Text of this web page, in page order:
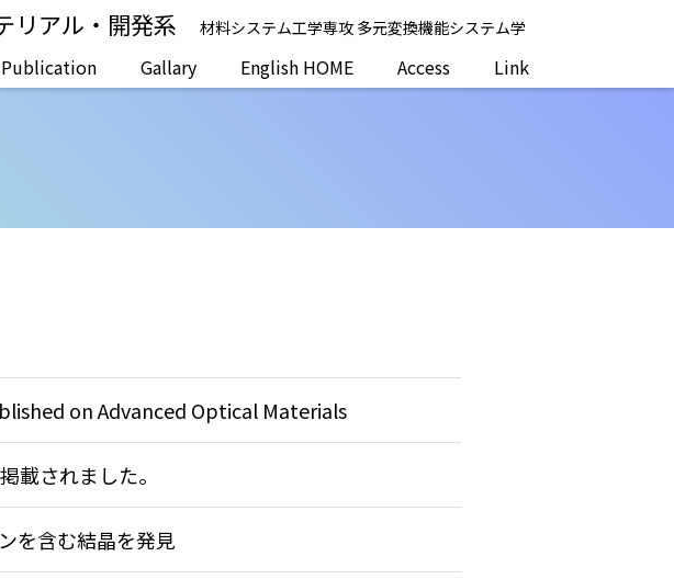
リアル・開発系 材料システム工学専攻 多元変換機能システム学
Publication Gallary English HOME Access Link
on Advanced Optical Materials
載されました。
を含む結晶を発見